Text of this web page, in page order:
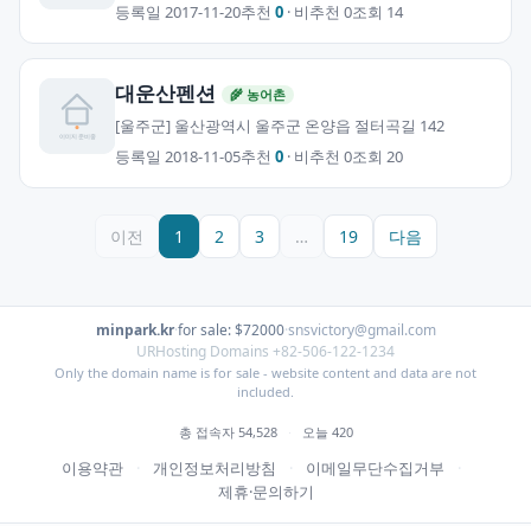
등록일 2017-11-20추천 0 · 비추천 0조회 14
대운산펜션 🌾 농어촌
[울주군] 울산광역시 울주군 온양읍 절터곡길 142
등록일 2018-11-05추천 0 · 비추천 0조회 20
이전 1 2 3 … 19 다음
minpark.kr·for sale: $72000·snsvictory@gmail.com
URHosting Domains +82-506-122-1234
Only the domain name is for sale - website content and data are not
included.
총 접속자 54,528 · 오늘 420
이용약관 · 개인정보처리방침 · 이메일무단수집거부
·
제휴·문의하기